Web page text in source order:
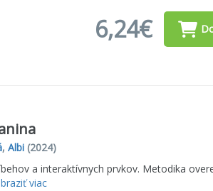
6,24€
, Albi(2024)
a interaktívnych prvkov. Metodika
viac